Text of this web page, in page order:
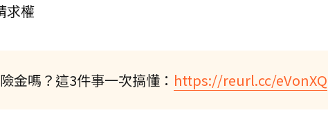
求權
金嗎？這3件事一次搞懂： https://reurl.cc/eVonXQ